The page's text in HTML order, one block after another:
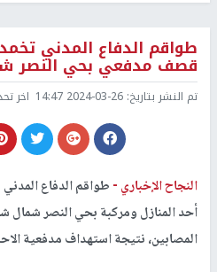
طواقم الدفاع المدني
قصف مدفعي بحي النصر
تم النشر بتاريخ: 2024-03-26 14:47 اخر
النجاح الإخباري -طواقم الدفاع
أحد المنازل ومركبة بحي النصر
المصابين، نتيجة استهداف مدفعية